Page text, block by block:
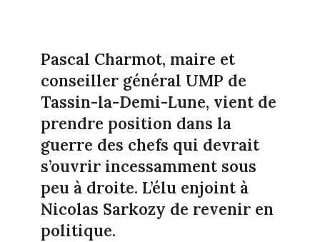
Pascal Charmot, maire et
conseiller général UMP de
Tassin-la-Demi-Lune, vient de
prendre position dans la
guerre des chefs qui devrait
s’ouvrir incessamment sous
peu à droite. L’élu enjoint à
Nicolas Sarkozy de revenir en
politique.